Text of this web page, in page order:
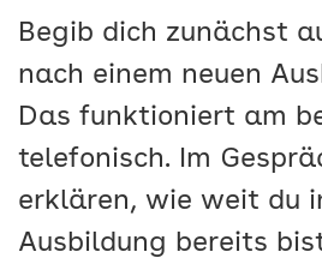
Begib dich zunächst
nach einem neuen
Das funktioniert am
telefonisch. Im
erklären, wie weit du
Ausbildung bereits